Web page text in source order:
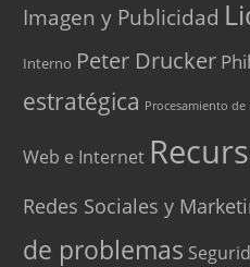
Imagen y Publicidad
Interno Peter Drucker
estratégica Procesamiento de
Web e Internet
Redes Sociales y
de problemas